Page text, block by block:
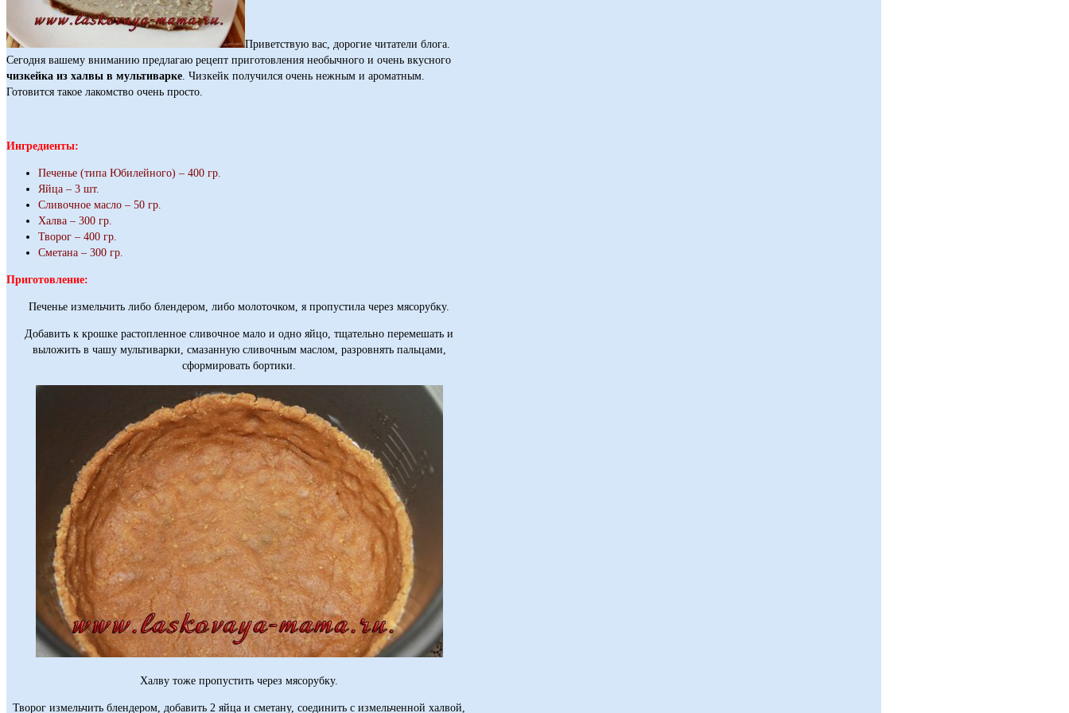
Приветствую вас, дорогие читатели блога.
Сегодня вашему вниманию предлагаю рецепт приготовления необычного и очень вкусного
чизкейка из халвы в мультиварке. Чизкейк получился очень нежным и ароматным.
Готовится такое лакомство очень просто.
Ингредиенты:
Печенье (типа Юбилейного) – 400 гр.
Яйца – 3 шт.
Сливочное масло – 50 гр.
Халва – 300 гр.
Творог – 400 гр.
Сметана – 300 гр.
Приготовление:
Печенье измельчить либо блендером, либо молоточком, я пропустила через мясорубку.
Добавить к крошке растопленное сливочное мало и одно яйцо, тщательно перемешать и
выложить в чашу мультиварки, смазанную сливочным маслом, разровнять пальцами,
сформировать бортики.
Халву тоже пропустить через мясорубку.
Творог измельчить блендером, добавить 2 яйца и сметану, соединить с измельченной халвой,